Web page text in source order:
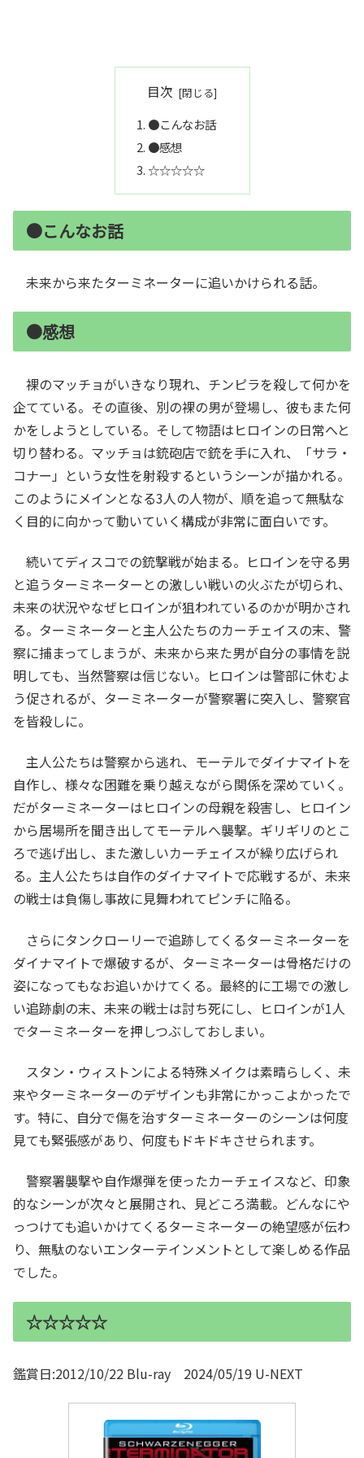
目次
●こんなお話
●感想
☆☆☆☆☆
●こんなお話
未来から来たターミネーターに追いかけられる話。
●感想
裸のマッチョがいきなり現れ、チンピラを殺して何かを
企てている。その直後、別の裸の男が登場し、彼もまた何
かをしようとしている。そして物語はヒロインの日常へと
切り替わる。マッチョは銃砲店で銃を手に入れ、「サラ・
コナー」という女性を射殺するというシーンが描かれる。
このようにメインとなる3人の人物が、順を追って無駄な
く目的に向かって動いていく構成が非常に面白いです。
続いてディスコでの銃撃戦が始まる。ヒロインを守る男
と追うターミネーターとの激しい戦いの火ぶたが切られ、
未来の状況やなぜヒロインが狙われているのかが明かされ
る。ターミネーターと主人公たちのカーチェイスの末、警
察に捕まってしまうが、未来から来た男が自分の事情を説
明しても、当然警察は信じない。ヒロインは警部に休むよ
う促されるが、ターミネーターが警察署に突入し、警察官
を皆殺しに。
主人公たちは警察から逃れ、モーテルでダイナマイトを
自作し、様々な困難を乗り越えながら関係を深めていく。
だがターミネーターはヒロインの母親を殺害し、ヒロイン
から居場所を聞き出してモーテルへ襲撃。ギリギリのとこ
ろで逃げ出し、また激しいカーチェイスが繰り広げられ
る。主人公たちは自作のダイナマイトで応戦するが、未来
の戦士は負傷し事故に見舞われてピンチに陥る。
さらにタンクローリーで追跡してくるターミネーターを
ダイナマイトで爆破するが、ターミネーターは骨格だけの
姿になってもなお追いかけてくる。最終的に工場での激し
い追跡劇の末、未来の戦士は討ち死にし、ヒロインが1人
でターミネーターを押しつぶしておしまい。
スタン・ウィストンによる特殊メイクは素晴らしく、未
来やターミネーターのデザインも非常にかっこよかったで
す。特に、自分で傷を治すターミネーターのシーンは何度
見ても緊張感があり、何度もドキドキさせられます。
警察署襲撃や自作爆弾を使ったカーチェイスなど、印象
的なシーンが次々と展開され、見どころ満載。どんなにや
っつけても追いかけてくるターミネーターの絶望感が伝わ
り、無駄のないエンターテインメントとして楽しめる作品
でした。
☆☆☆☆☆
鑑賞日:2012/10/22 Blu-ray 2024/05/19 U-NEXT